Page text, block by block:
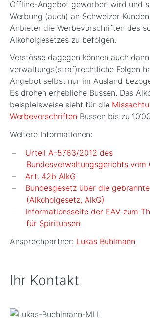
Ihr Kontakt
Offline-Angebot geworben wird und
Werbung (auch) an Schweizer
Anbieter die Werbevorschriften des
Alkoholgesetzes zu befolgen.
Verstösse dagegen können auch dann
verwaltungs(straf)rechtliche Folgen
Angebot selbst nur im Ausland
Es drohen erhebliche Bussen. Das
beispielsweise sieht für die
Werbevorschriften Bussen bis zu
Weitere Informationen:
Urteil A-5763/2012 des
Bundesverwaltungsgerichts vom
Art. 42b AlkG
Bundesgesetz über die
(Alkoholgesetz, AlkG)
Informationsseite der EAV zum
für Spirituosen
Ansprechpartner: Lukas Bühlmann